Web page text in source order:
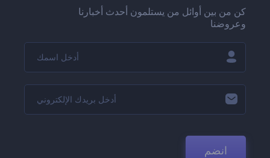
كن من بين أوائل من يستلمون أحدث أخبارنا
وعروضنا
انضم